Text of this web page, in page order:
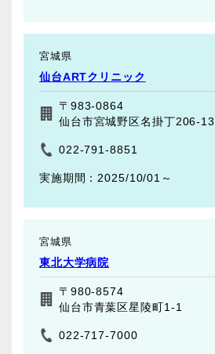
宮城県
仙台ARTクリニック
〒983-0864
仙台市宮城野区名掛丁206-13
022-791-8851
2025/10/01～
宮城県
東北大学病院
〒980-8574
仙台市青葉区星陵町1-1
022-717-7000